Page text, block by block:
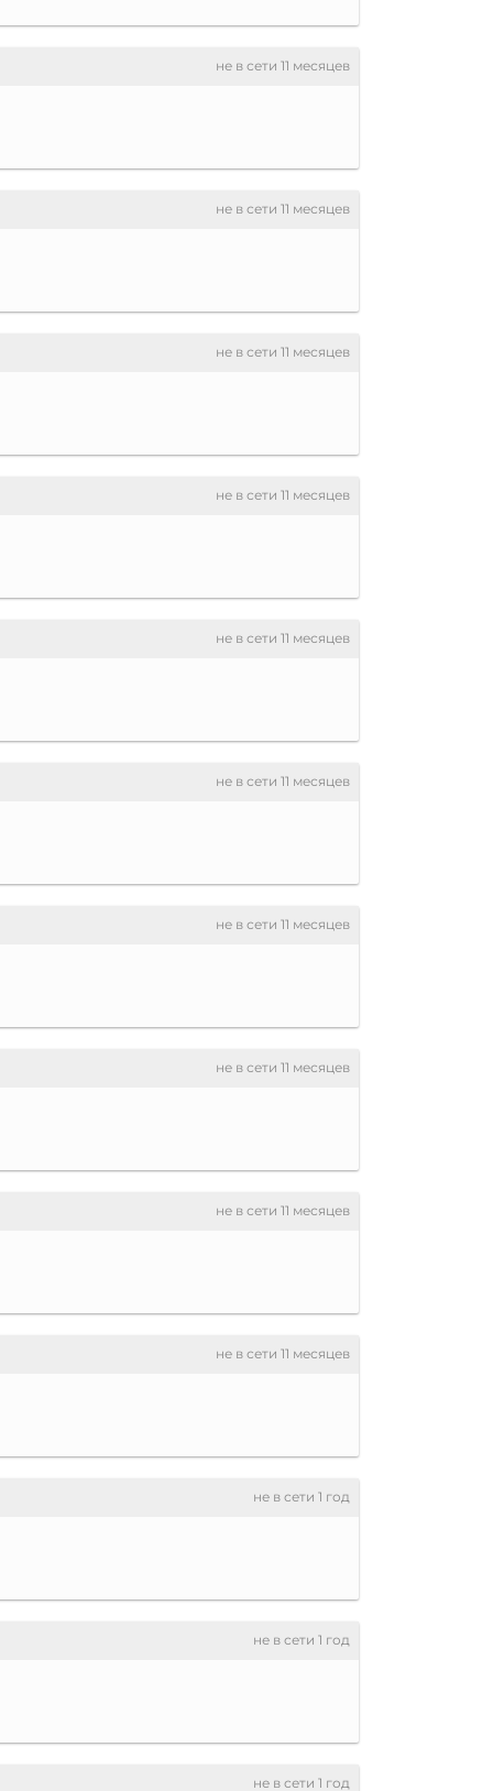
не в сети 11 месяцев
не в сети 11 месяцев
не в сети 11 месяцев
не в сети 11 месяцев
не в сети 11 месяцев
не в сети 11 месяцев
не в сети 11 месяцев
не в сети 11 месяцев
не в сети 11 месяцев
не в сети 11 месяцев
не в сети 1 год
не в сети 1 год
не в сети 1 год